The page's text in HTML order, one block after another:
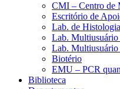
CMI – Centro de
Escritório de
Lab. de
Lab.
Lab. Multiusuário
Biotério
EMU – PCR
Biblioteca